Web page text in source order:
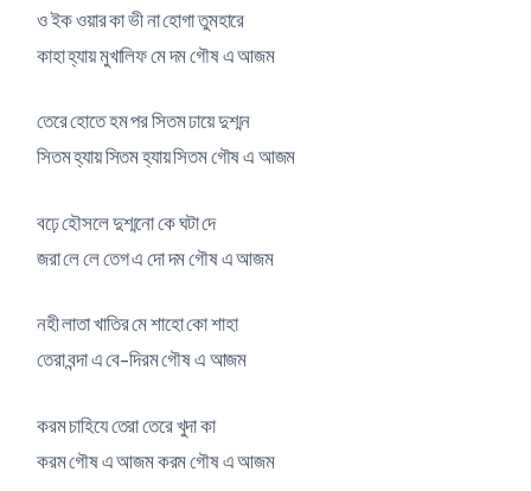
ও ইক ওয়ার কা ভী না হোগা তুমহারে
কাহা হ্যায় মুখালিফ মে দম গৌষ এ আজম
তেরে হোতে হম পর সিতম ঢায়ে দুশ্মন
সিতম হ্যায় সিতম হ্যায় সিতম গৌষ এ আজম
বঢ়ে হৌসলে দুশ্মনো কে ঘটা দে
জরা লে লে তেগ এ দো দম গৌষ এ আজম
নহী লাতা খাতির মে শাহো কো শাহা
তেরা বন্দা এ বে-দিরম গৌষ এ আজম
করম চাহিযে তেরা তেরে খুদা কা
করম গৌষ এ আজম করম গৌষ এ আজম